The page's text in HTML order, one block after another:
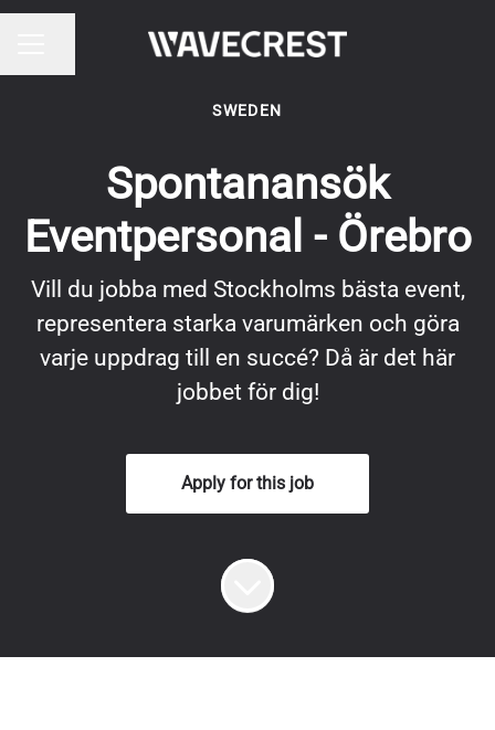
SWEDEN
Spontanansök
Eventpersonal - Örebro
Vill du jobba med Stockholms bästa event,
representera starka varumärken och göra
varje uppdrag till en succé? Då är det här
jobbet för dig!
Apply for this job